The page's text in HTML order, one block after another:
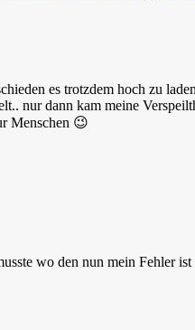
es trotzdem hoch zu
nur dann kam meine
Menschen 😉
wo den nun mein Fehler